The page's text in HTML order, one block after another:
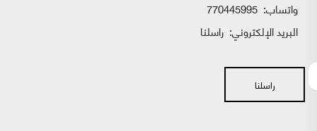
واتساب:
البريد الإلكتروني: راسلنا
راسلنا